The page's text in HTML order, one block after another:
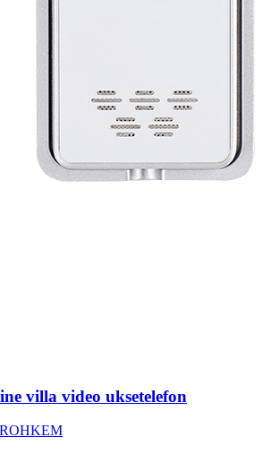
villa video uksetelefon